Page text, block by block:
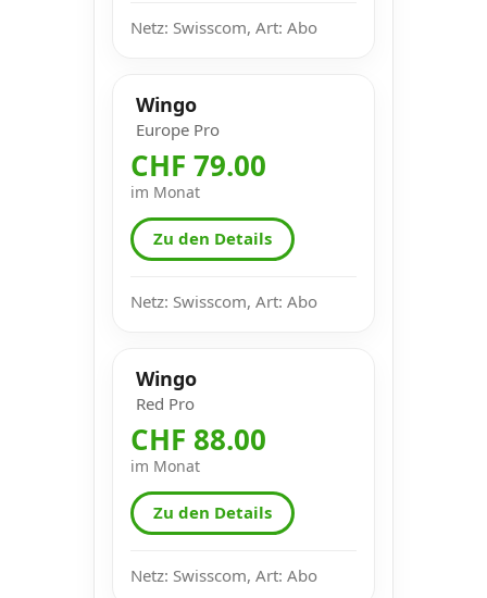
Netz: Swisscom, Art: Abo
Wingo
Europe Pro
CHF 79.00
im Monat
Zu den Details
Netz: Swisscom, Art: Abo
Wingo
Red Pro
CHF 88.00
im Monat
Zu den Details
Netz: Swisscom, Art: Abo